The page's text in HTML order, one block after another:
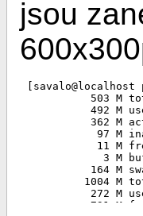
jsou
503 M
492 M
362 M
97 M
11 M
3 M
164 M
1004 M
272 M
731 M